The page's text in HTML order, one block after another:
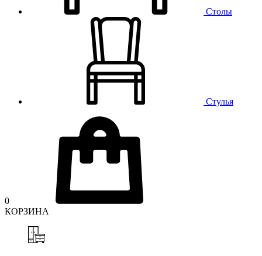
Столы
Стулья
0
КОРЗИНА